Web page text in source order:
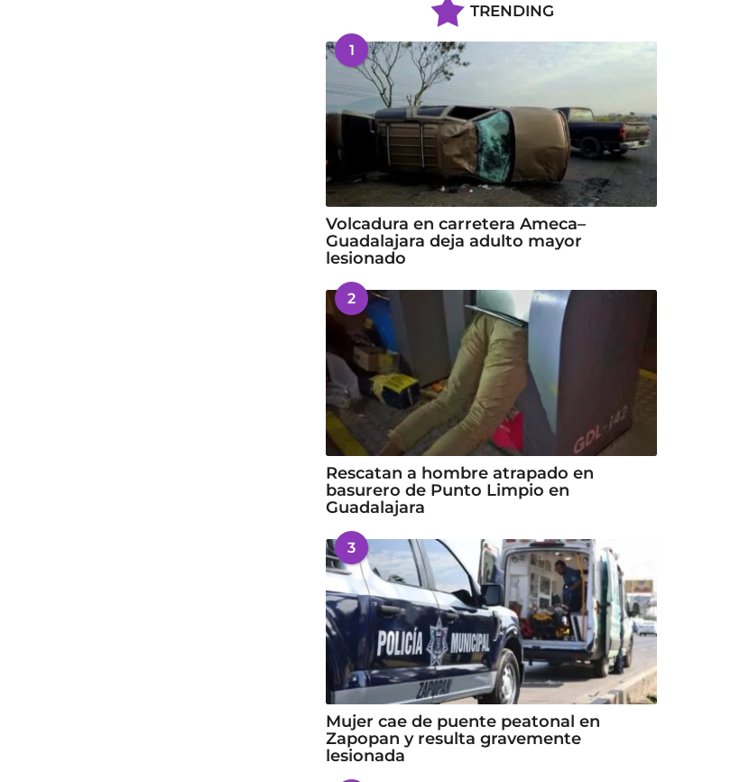
TRENDING
1
Volcadura en carretera Ameca–
Guadalajara deja adulto mayor
lesionado
2
Rescatan a hombre atrapado en
basurero de Punto Limpio en
Guadalajara
3
Mujer cae de puente peatonal en
Zapopan y resulta gravemente
lesionada